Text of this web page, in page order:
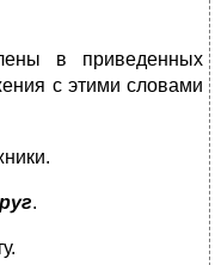
в приведенных
с этими словами
.